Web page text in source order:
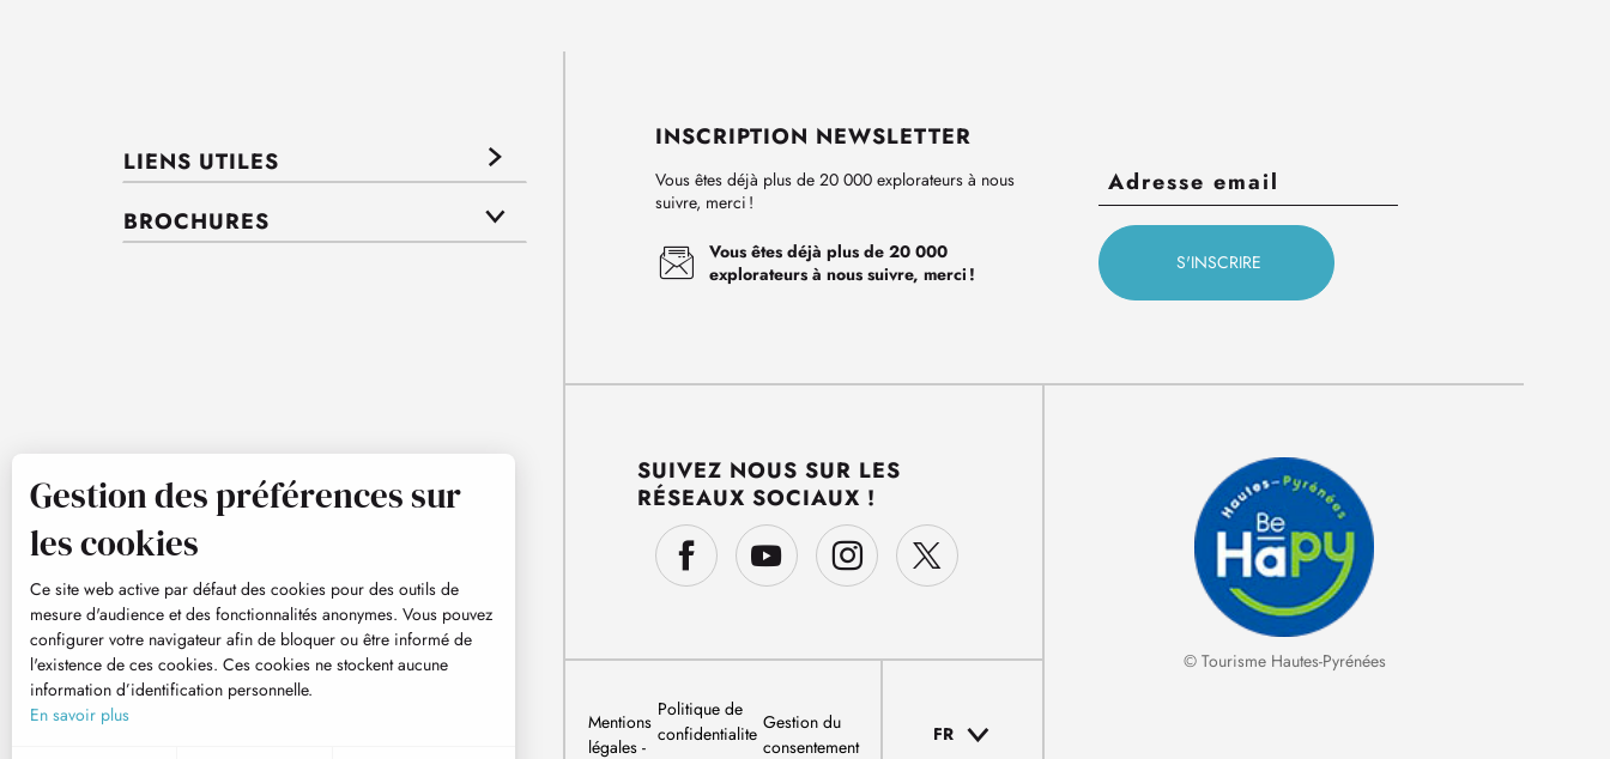
LIENS UTILES
BROCHURES
INSCRIPTION NEWSLETTER
Vous êtes déjà plus de 20 000 explorateurs à nous
suivre, merci !
Vous êtes déjà plus de 20 000
explorateurs à nous suivre, merci !
SUIVEZ NOUS SUR LES
RÉSEAUX SOCIAUX !
Mentions
légales
Politique de
confidentialite
Gestion du
consentement
FR
© Tourisme Hautes-Pyrénées
Gestion des préférences sur
les cookies
Ce site web active par défaut des cookies pour des outils de
mesure d'audience et des fonctionnalités anonymes. Vous pouvez
configurer votre navigateur afin de bloquer ou être informé de
l'existence de ces cookies. Ces cookies ne stockent aucune
information d’identification personnelle.
En savoir plus